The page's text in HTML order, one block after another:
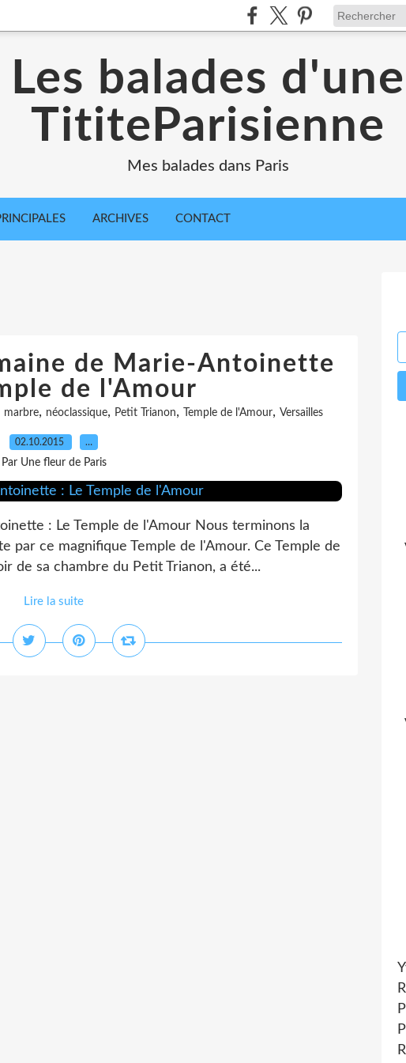
Les balades d'une
TititeParisienne
Mes balades dans Paris
ARCHIVES CONTACT
de Marie-Antoinette
de l'Amour
marbre, néoclassique, Petit Trianon, Temple de l'Amour, Versailles
02.10.2015 …
Par Une fleur de Paris
: Le Temple de l'Amour Nous terminons la
par ce magnifique Temple de l'Amour. Ce Temple de
de sa chambre du Petit Trianon, a été...
Lire la suite